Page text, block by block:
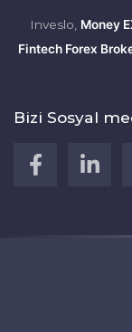
Inveslo, Money
Fintech Forex
Bizi Sosyal